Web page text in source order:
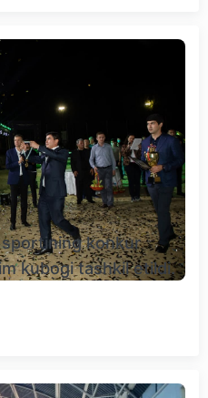
konkur
kubogi tashkil etildi.